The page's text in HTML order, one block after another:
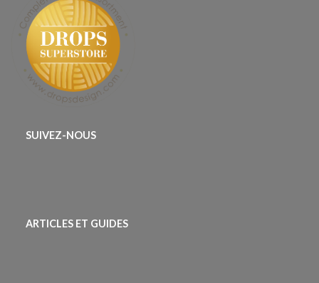
SUIVEZ-NOUS
ARTICLES ET GUIDES